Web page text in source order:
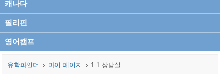
캐나다
필리핀
영어캠프
유학파인더 마이 페이지 1:1 상담실